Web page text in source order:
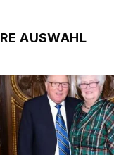
AUSWAHL